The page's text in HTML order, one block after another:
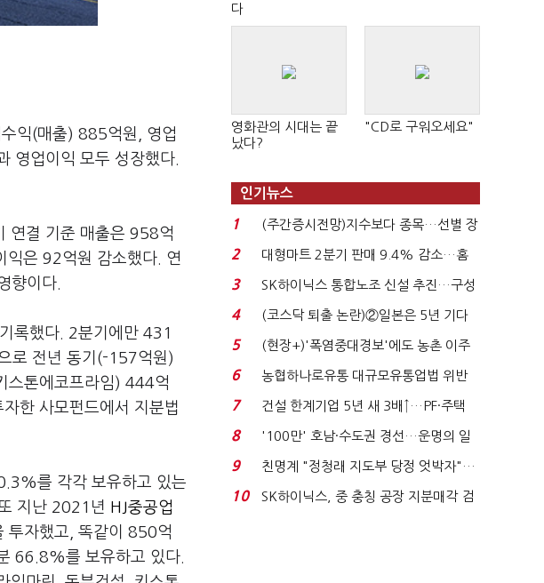
익(매출) 885억원, 영업
영업이익 모두 성장했다.
연결 기준 매출은 958억
익은 92억원 감소했다. 연
향이다.
록했다. 2분기에만 431
로 전년 동기(-157억원)
스톤에코프라임) 444억
한 사모펀드에서 지분법
를 각각 보유하고 있는
지난 2021년 HJ중공업
투자했고, 똑같이 850억
66.8%를 보유하고 있다.
다
영화관의 시대는 끝
났다?
"CD로 구워오세요"
인기뉴스
1
(주간증시전망)지수보다 종목…선별 장
세 이어진다...
2
대형마트 2분기 판매 9.4% 감소…홈
플러스 사태 여파...
3
SK하이닉스 통합노조 신설 추진…구성
원 간 성과급 불...
4
(코스닥 퇴출 논란)②일본은 5년 기다
려주는데 우리는 ...
5
(현장+)'폭염중대경보'에도 농촌 이주
노동자는 강행군…'야...
6
농협하나로유통 대규모유통업법 위반
적발…공정위, 과...
7
건설 한계기업 5년 새 3배↑…PF·주택
침체에 재무 ...
8
'100만' 호남·수도권 경선…운명의 일
주일
9
친명계 "정청래 지도부 당정 엇박자"…
친청계 "신천지 오...
10
SK하이닉스, 중 충칭 공장 지분매각 검